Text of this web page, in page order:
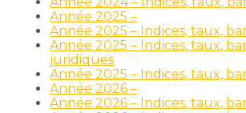
Année 2025 –
Année 2025 – Indices, taux,
Année 2025 – Indices, taux,
juridiques
Année 2025 – Indices, taux,
Année 2026 –
Année 2026 – Indices, taux,